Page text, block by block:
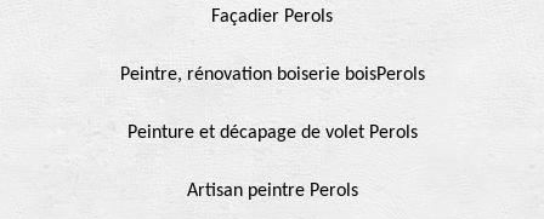
Façadier Perols
Peintre, rénovation boiserie boisPerols
Peinture et décapage de volet Perols
Artisan peintre Perols